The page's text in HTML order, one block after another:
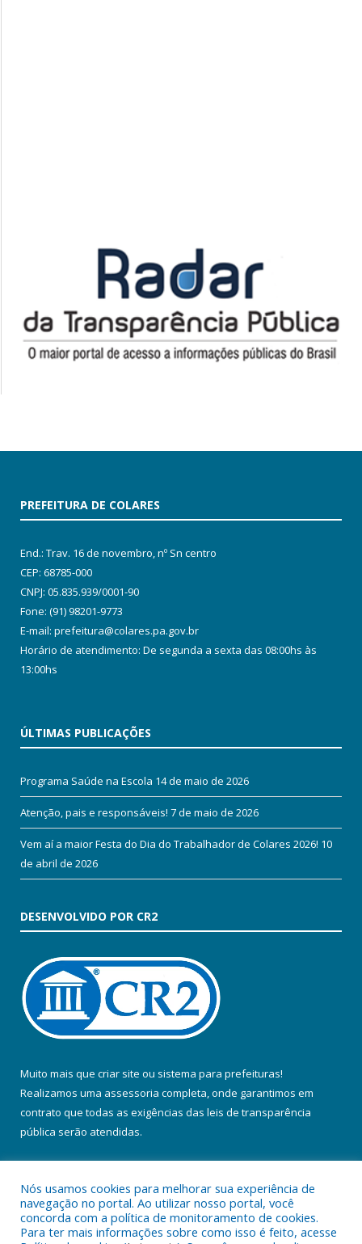
PREFEITURA DE COLARES
End.: Trav. 16 de novembro, nº Sn centro
CEP: 68785-000
CNPJ: 05.835.939/0001-90
Fone: (91) 98201-9773
E-mail: prefeitura@colares.pa.gov.br
Horário de atendimento: De segunda a sexta das 08:00hs às
13:00hs
ÚLTIMAS PUBLICAÇÕES
Programa Saúde na Escola 14 de maio de 2026
Atenção, pais e responsáveis! 7 de maio de 2026
Vem aí a maior Festa do Dia do Trabalhador de Colares 2026! 10
de abril de 2026
DESENVOLVIDO POR CR2
Muito mais que criar site ou sistema para prefeituras!
Realizamos uma assessoria completa, onde garantimos em
contrato que todas as exigências das leis de transparência
pública serão atendidas.
Nós usamos cookies para melhorar sua experiência de
navegação no portal. Ao utilizar nosso portal, você
concorda com a política de monitoramento de cookies.
Para ter mais informações sobre como isso é feito, acesse